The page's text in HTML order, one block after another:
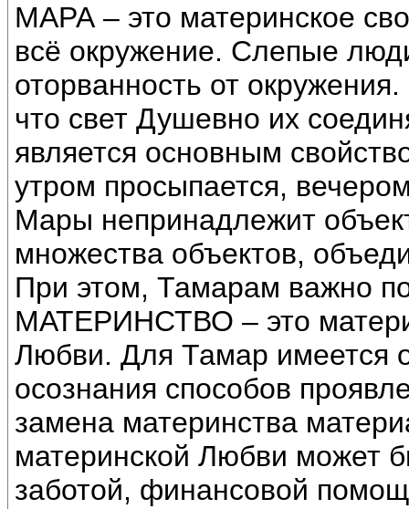
МАРА – это материнское
всё окружение. Слепые
оторванность от
что свет Душевно их
является основным
утром просыпается,
Мары непринадлежит
множества объектов,
При этом, Тамарам важно
МАТЕРИНСТВО – это
Любви. Для Тамар имеется
осознания способов
замена материнства
материнской Любви может
заботой, финансовой